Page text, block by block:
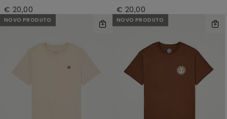
€ 20,00 € 20,00
NOVO PRODUTO NOVO PRODUTO